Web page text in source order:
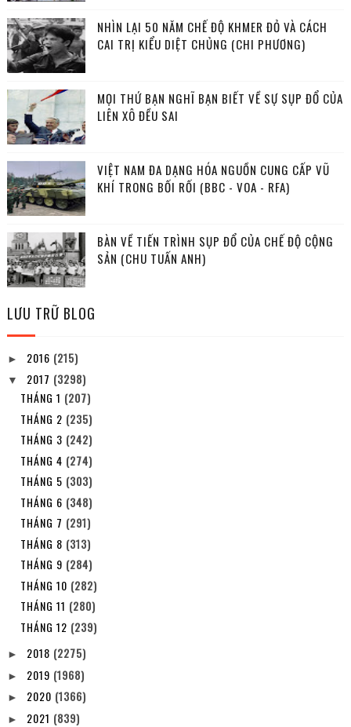
NHÌN LẠI 50 NĂM CHẾ ĐỘ KHMER ĐỎ VÀ CÁCH
CAI TRỊ KIỂU DIỆT CHỦNG (CHI PHƯƠNG)
MỌI THỨ BẠN NGHĨ BẠN BIẾT VỀ SỰ SỤP ĐỔ CỦA
LIÊN XÔ ĐỀU SAI
VIỆT NAM ĐA DẠNG HÓA NGUỒN CUNG CẤP VŨ
KHÍ TRONG BỐI RỐI (BBC - VOA - RFA)
BÀN VỀ TIẾN TRÌNH SỤP ĐỔ CỦA CHẾ ĐỘ CỘNG
SẢN (CHU TUẤN ANH)
LƯU TRỮ BLOG
► 2016 (215)
▼ 2017 (3298)
THÁNG 1 (207)
THÁNG 2 (235)
THÁNG 3 (242)
THÁNG 4 (274)
THÁNG 5 (303)
THÁNG 6 (348)
THÁNG 7 (291)
THÁNG 8 (313)
THÁNG 9 (284)
THÁNG 10 (282)
THÁNG 11 (280)
THÁNG 12 (239)
► 2018 (2275)
► 2019 (1968)
► 2020 (1366)
► 2021 (839)